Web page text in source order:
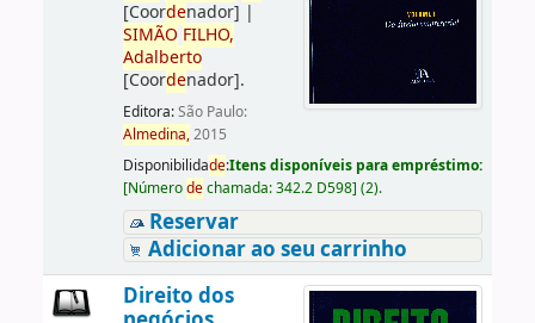
[Coordenador] |
SIMÃO FILHO,
Adalberto
[Coordenador].
Editora:São Paulo:
Almedina,2015
Disponibilidade:Itens disponíveis para empréstimo:
[Númerodechamada:342.2 D598] (2).
Reservar
Adicionar ao seu carrinho
Direito dos